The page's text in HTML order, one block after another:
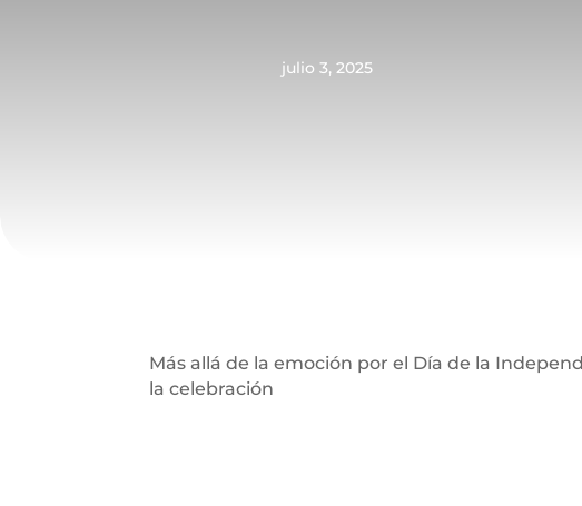
julio 3, 2025
Más allá de la emoción por el Día de la
la celebración